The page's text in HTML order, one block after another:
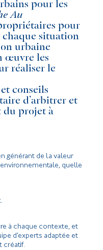
pour les
Au
pour
situation
urbaine
œuvre les
réaliser le
conseils
d’arbitrer et
du projet à
générant de la valeur
quelle
à chaque contexte, et
d’experts adaptée et
créatif.